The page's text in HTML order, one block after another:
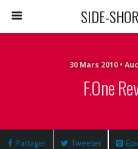
SIDE-
30 Mars 2010 •
F.One
Partager Tweeter